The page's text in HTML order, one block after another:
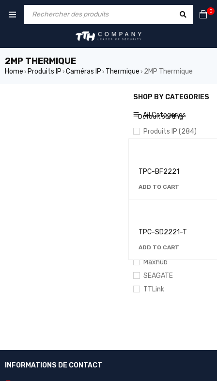
0
2MP THERMIQUE
Home › Produits IP › Caméras IP › Thermique › 2MP Thermique
SHOP BY CATEGORIES
All Categories
Produits IP (284)
Lampro
Lexar
Maxhub
SEAGATE
TTLink
Default sorting
AFFICHER UNIQUEMENT
TPC-BF2221
ADD TO CART
TPC-SD2221-T
ADD TO CART
INFORMATIONS DE CONTACT